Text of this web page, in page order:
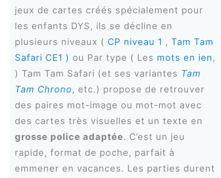
jeux de cartes créés spécialement pour
les enfants DYS, ils se décline en
plusieurs niveaux ( CP niveau 1 , Tam Tam
Safari CE1 ) ou Par type ( Les mots en ien,
) Tam Tam Safari (et ses variantes Tam
Tam Chrono, etc.) propose de retrouver
des paires mot-image ou mot-mot avec
des cartes très visuelles et un texte en
grosse police adaptée. C’est un jeu
rapide, format de poche, parfait à
emmener en vacances. Les parties durent